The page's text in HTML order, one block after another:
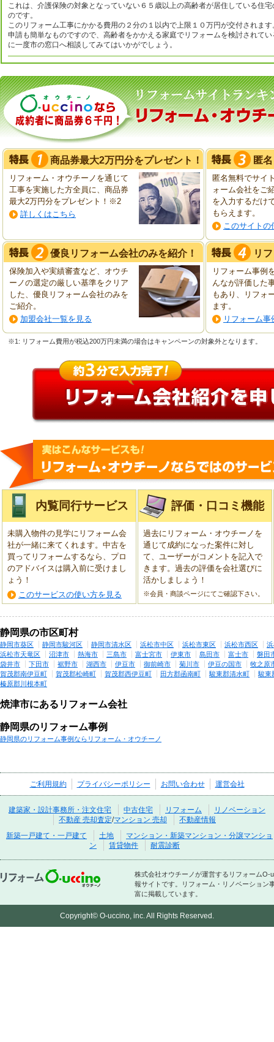
これは、介護保険の対象となっていない６５歳以上の高齢者が居住している住
のです。
このリフォーム工事にかかる費用の２分の１以内で上限１０万円が交付されます
申請も簡単なものですので、高齢者をかかえる家庭でリフォームを検討されて
に一度市の窓口へ相談してみてはいかがでしょう。
商品券最大2万円分をプレゼント！
リフォーム・オウチーノを通じて
工事を実施した方全員に、商品券
最大2万円分をプレゼント！※2
詳しくはこちら
匿
匿名無料でサイ
ォーム会社をご
を入力するだけ
もらえます。
このサイトの
優良リフォーム会社のみを紹介！
保険加入や実績審査など、オウチ
ーノの選定の厳しい基準をクリア
した、優良リフォーム会社のみを
ご紹介。
加盟会社一覧を見る
リ
リフォーム事例
んなが評価した
もあり、リフォ
ます。
リフォーム事
※1: リフォーム費用が税込200万円未満の場合はキャンペーンの対象外となります。
内覧同行サービス
未購入物件の見学にリフォーム会
社が一緒に来てくれます。中古を
買ってリフォームするなら、プロ
のアドバイスは購入前に受けまし
ょう！
このサービスの使い方を見る
評価・口コミ機能
過去にリフォーム・オウチーノを
通じて成約になった案件に対し
て、ユーザーがコメントを記入で
きます。過去の評価を会社選びに
活かしましょう！
※会員・商談ページにてご確認下さい。
静岡県の市区町村
静岡市葵区 静岡市駿河区 静岡市清水区 浜松市中区 浜松市東区 浜松市西区
浜松市天竜区
沼津市 熱海市 三島市 富士宮市 伊東市 島田市 富士市
磐田
袋井市
下田市 裾野市 湖西市 伊豆市 御前崎市 菊川市 伊豆の国市
牧之原
賀茂郡南伊豆町
賀茂郡松崎町 賀茂郡西伊豆町 田方郡函南町 駿東郡清水町
駿東
榛原郡川根本町
焼津市にあるリフォーム会社
静岡県のリフォーム事例
静岡県のリフォーム事例ならリフォーム・オウチーノ
ご利用規約 プライバシーポリシー お問い合わせ 運営会社
建築家・設計事務所・注文住宅 中古住宅 リフォーム
リノベーション
不動産 売却査定/マンション 売却
不動産情報
新築一戸建て・一戸建て
土地
マンション・新築マンション・分譲マンショ
ン
賃貸物件 耐震診断
株式会社オウチーノが運営するリフォーム
報サイトです。リフォーム・リノベーション
富に掲載しています。
Copyright© O-uccino, inc. All Rights Reserved.